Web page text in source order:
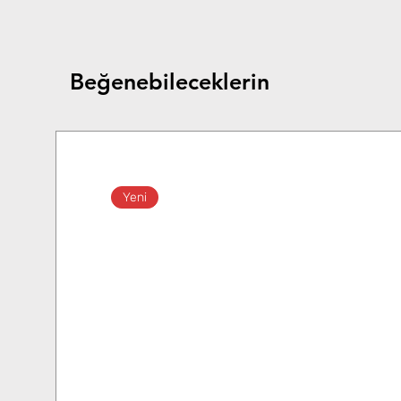
Beğenebileceklerin
Yeni